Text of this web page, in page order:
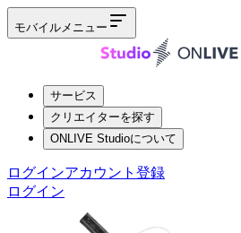
モバイルメニュー
サービス
クリエイターを探す
ONLIVE Studioについて
ログインアカウント登録
ログイン